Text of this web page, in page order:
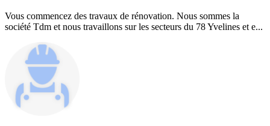
Vous commencez des travaux de rénovation. Nous sommes la
société Tdm et nous travaillons sur les secteurs du 78 Yvelines et e...